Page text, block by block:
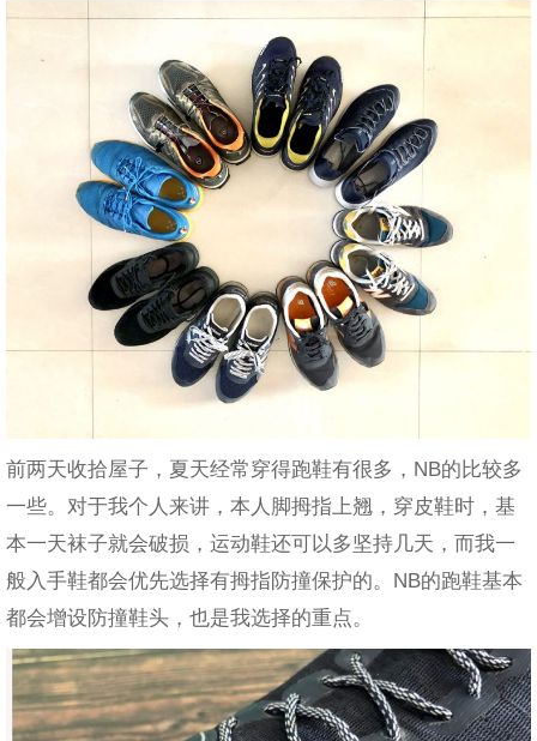
前两天收拾屋子，夏天经常穿得跑鞋有很多，NB的比较多
一些。对于我个人来讲，本人脚拇指上翘，穿皮鞋时，基
本一天袜子就会破损，运动鞋还可以多坚持几天，而我一
般入手鞋都会优先选择有拇指防撞保护的。NB的跑鞋基本
都会增设防撞鞋头，也是我选择的重点。